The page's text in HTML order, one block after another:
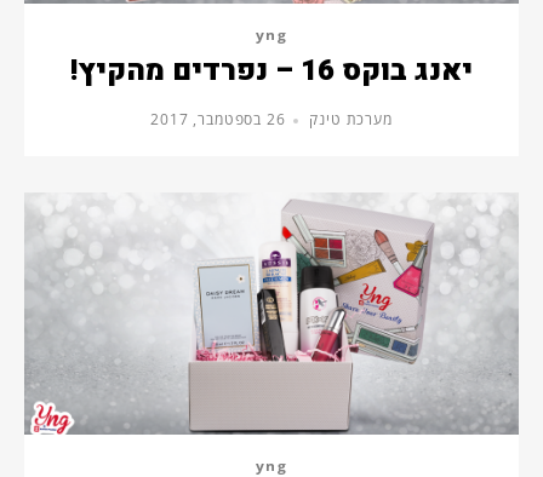
yng
יאנג בוקס 16 – נפרדים מהקיץ!
מערכת טינק 26 בספטמבר, 2017
yng